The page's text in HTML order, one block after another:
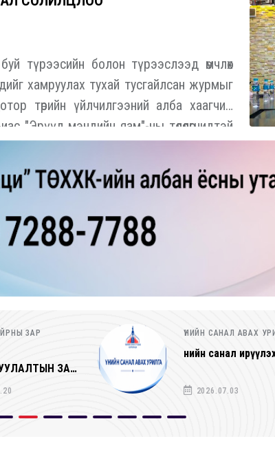
түрээсийн болон түрээслээд өмчлөх
хамруулах тухай тусгайлсан журмыг
төрийн үйлчилгээний алба хаагчид
мэндийн яам"-ны төлөөлөгчидтэй
АВАХ УРИЛГА
ирүүлэх тухай
ҮНИЙН САНАЛ АВАХ
Үнийн санал авах
2026.07.02